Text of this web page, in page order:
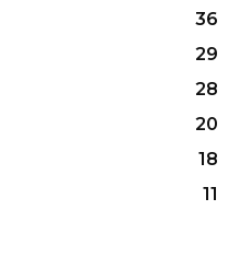
36
29
28
20
18
11